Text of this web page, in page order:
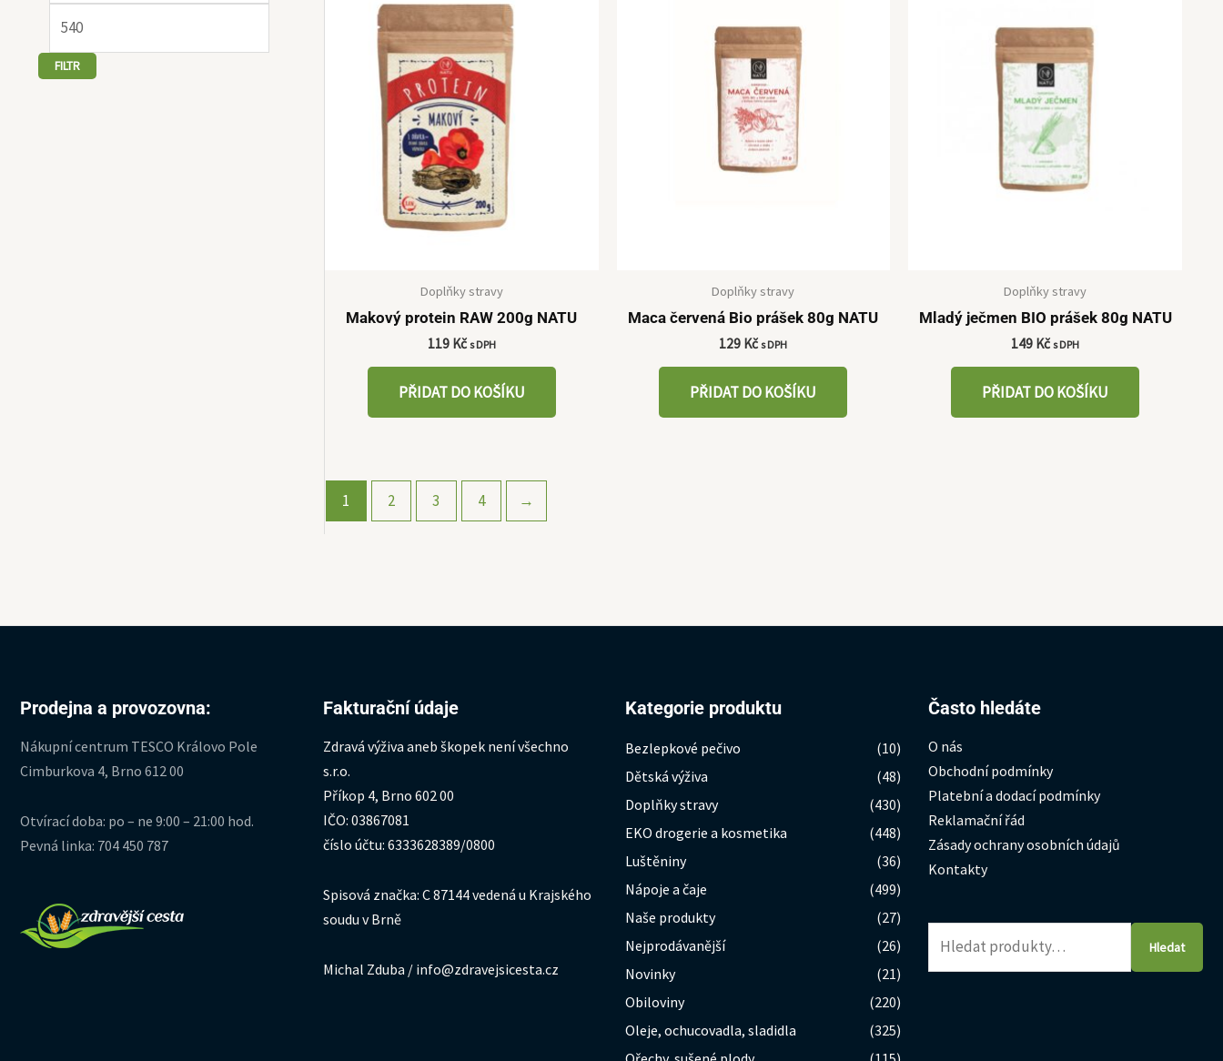
FILTR
Doplňky stravy
Makový protein RAW 200g NATU
119 Kč s DPH
PŘIDAT DO KOŠÍKU
Doplňky stravy
Maca červená Bio prášek 80g NATU
129 Kč s DPH
PŘIDAT DO KOŠÍKU
Doplňky stravy
Mladý ječmen BIO prášek 80g NATU
149 Kč s DPH
PŘIDAT DO KOŠÍKU
1 2 3 4 →
Prodejna a provozovna:
Nákupní centrum TESCO Královo Pole
Cimburkova 4, Brno 612 00
Otvírací doba: po – ne 9:00 – 21:00 hod.
Pevná linka: 704 450 787
Fakturační údaje
Zdravá výživa aneb škopek není všechno
s.r.o.
Příkop 4, Brno 602 00
IČO: 03867081
číslo účtu: 6333628389/0800
Spisová značka: C 87144 vedená u Krajského
soudu v Brně
Michal Zduba / info@zdravejsicesta.cz
Kategorie produktu
Bezlepkové pečivo
(10)
Dětská výživa
(48)
Doplňky stravy
(430)
EKO drogerie a kosmetika
(448)
Luštěniny
(36)
Nápoje a čaje
(499)
Naše produkty
(27)
Nejprodávanější
(26)
Novinky
(21)
Obiloviny
(220)
Oleje, ochucovadla, sladidla
(325)
Často hledáte
O nás
Obchodní podmínky
Platební a dodací podmínky
Reklamační řád
Zásady ochrany osobních údajů
Kontakty
Hledat:
Hledat